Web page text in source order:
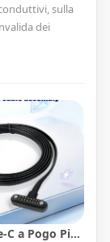
sulla
dei
Cavo Goochain USB 3.1 Gen 1/Gen 2 Type-C a Pogo Pin per la ricarica e il trasferimento dati ad alta velocità